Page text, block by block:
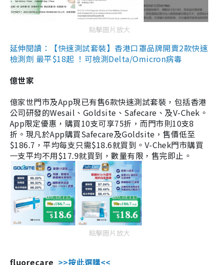
點擊圖片放大
延伸閱讀：【快速測試套裝】香港口罩品牌開賣2款快速
檢測劑 最平$18起 ！可檢測Delta/Omicron病毒
億世家
億家世門市及App現已有售6款快速測試套裝，包括香港
公司研發的Wesail、Goldsite、Safecare、及V-Chek。
App限定優惠，購買10支可享75折，而門市則10支8
折。現凡於App購買Safecare及Goldsite，售價低至
$186.7，平均每支只需$18.6就買到。V-Chek門市購買
一支平均不用$17.9就買到，數量有限，售完即止。
點擊圖片放大
fluorecare >>按此選購<<